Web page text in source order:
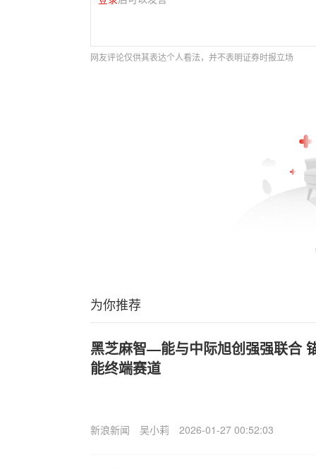
网友评论仅供其表达个人看法，并不表明证券时报立场
为你推荐
黑芝麻智—能与中际旭创强强联合
能终端赛道
新浪新闻 吴小莉 2026-01-27 00:52:03